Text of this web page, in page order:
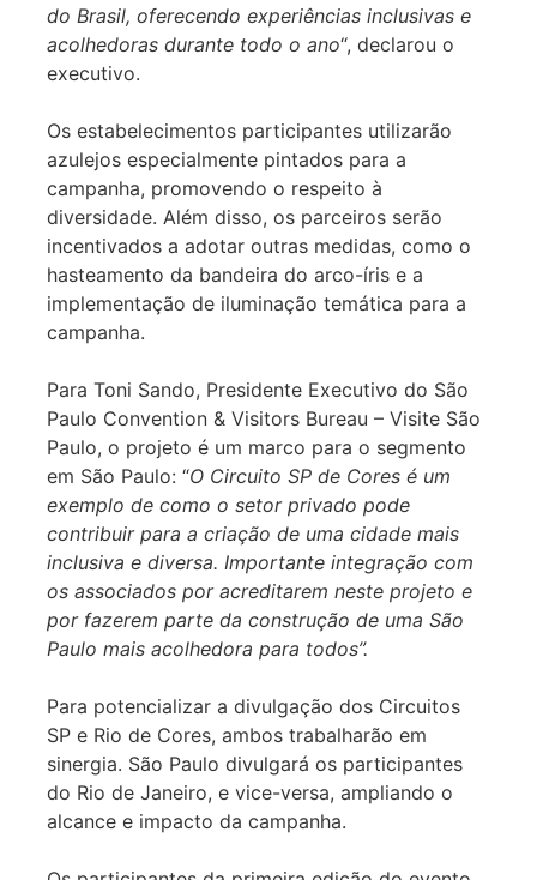
do Brasil, oferecendo experiências inclusivas e
acolhedoras durante todo o ano“, declarou o
executivo.
Os estabelecimentos participantes utilizarão
azulejos especialmente pintados para a
campanha, promovendo o respeito à
diversidade. Além disso, os parceiros serão
incentivados a adotar outras medidas, como o
hasteamento da bandeira do arco-íris e a
implementação de iluminação temática para a
campanha.
Para Toni Sando, Presidente Executivo do São
Paulo Convention & Visitors Bureau – Visite São
Paulo, o projeto é um marco para o segmento
em São Paulo: “O Circuito SP de Cores é um
exemplo de como o setor privado pode
contribuir para a criação de uma cidade mais
inclusiva e diversa. Importante integração com
os associados por acreditarem neste projeto e
por fazerem parte da construção de uma São
Paulo mais acolhedora para todos”.
Para potencializar a divulgação dos Circuitos
SP e Rio de Cores, ambos trabalharão em
sinergia. São Paulo divulgará os participantes
do Rio de Janeiro, e vice-versa, ampliando o
alcance e impacto da campanha.